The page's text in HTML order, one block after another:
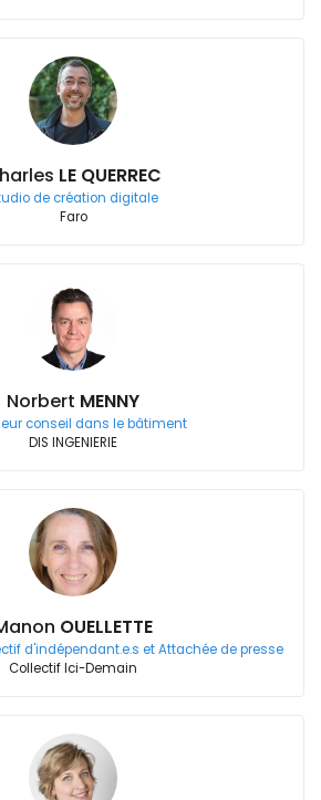
LE QUERREC
de création digitale
Faro
Norbert MENNY
conseil dans le bâtiment
DIS INGENIERIE
OUELLETTE
d'indépendant.e.s et Attachée de presse
Collectif Ici-Demain